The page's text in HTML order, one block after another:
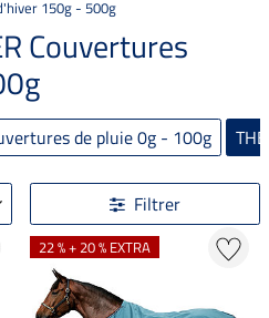
150g - 500g
Couvertures
de pluie 0g - 100g
Filtrer
22 % + 20 % EXTRA